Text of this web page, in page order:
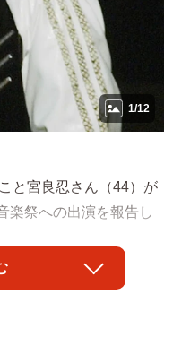
1/12
と宮良忍さん（44）が
楽祭への出演を報告し
、現在は沖縄の故